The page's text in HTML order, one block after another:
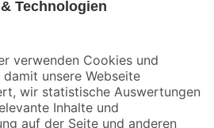
und Aktionen mehr verpassen!